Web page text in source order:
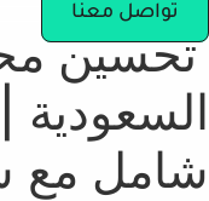
تواصل معنا
تحسين
شامل مع